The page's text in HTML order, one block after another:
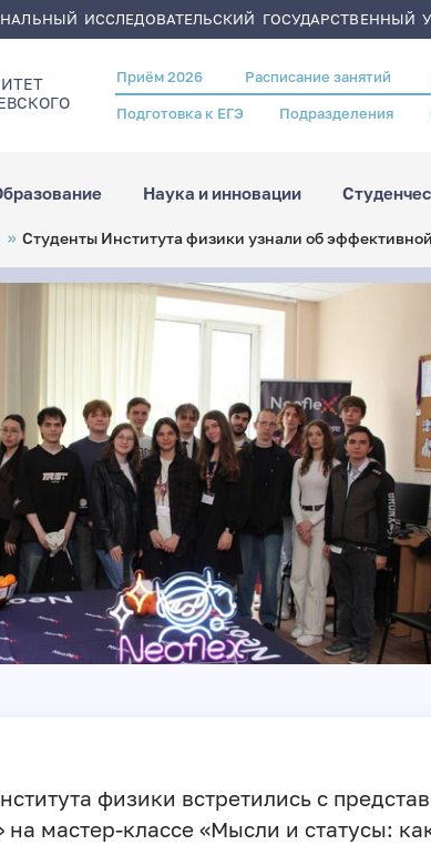
ИССЛЕДОВАТЕЛЬСКИЙ ГОСУДАРСТВЕННЫЙ
Header
menu
Приём 2026 Расписание занятий
Подготовка к ЕГЭ Подразделения
Наука и инновации
Студенты Института физики узнали об
физики встретились с
на мастер-классе «Мысли и статусы: